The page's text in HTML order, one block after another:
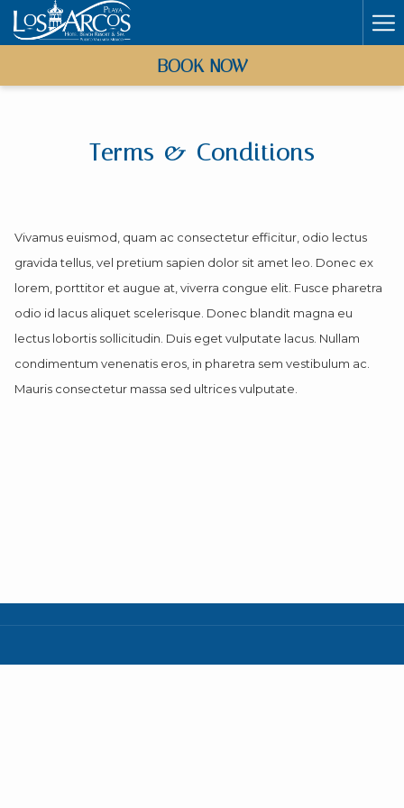
BOOK NOW
Terms & Conditions
Vivamus euismod, quam ac consectetur efficitur, odio lectus
gravida tellus, vel pretium sapien dolor sit amet leo. Donec ex
lorem, porttitor et augue at, viverra congue elit. Fusce pharetra
odio id lacus aliquet scelerisque. Donec blandit magna eu
lectus lobortis sollicitudin. Duis eget vulputate lacus. Nullam
condimentum venenatis eros, in pharetra sem vestibulum ac.
Mauris consectetur massa sed ultrices vulputate.